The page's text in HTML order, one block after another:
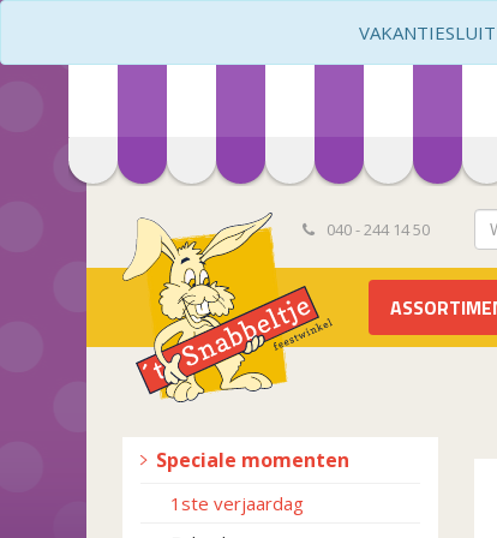
040 - 244 14 50
Speciale momenten
1ste verjaardag